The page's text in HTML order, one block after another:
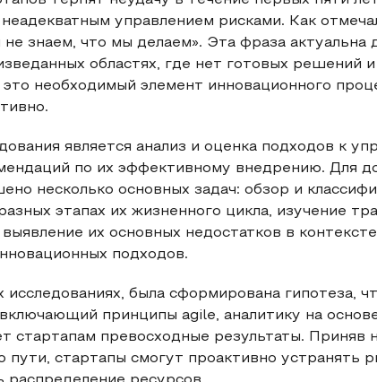
неадекватным управлением рисками. Как
знаем, что мы делаем». Эта фраза актуальна
областях, где нет готовых решений
необходимый элемент инновационного
является анализ и оценка подходов к
по их эффективному внедрению. Для
несколько основных задач: обзор и
этапах их жизненного цикла, изучение
их основных недостатков в
подходов.
была сформирована гипотеза,
принципы agile, аналитику на
стартапам превосходные результаты. Приняв
стартапы смогут проактивно устранять